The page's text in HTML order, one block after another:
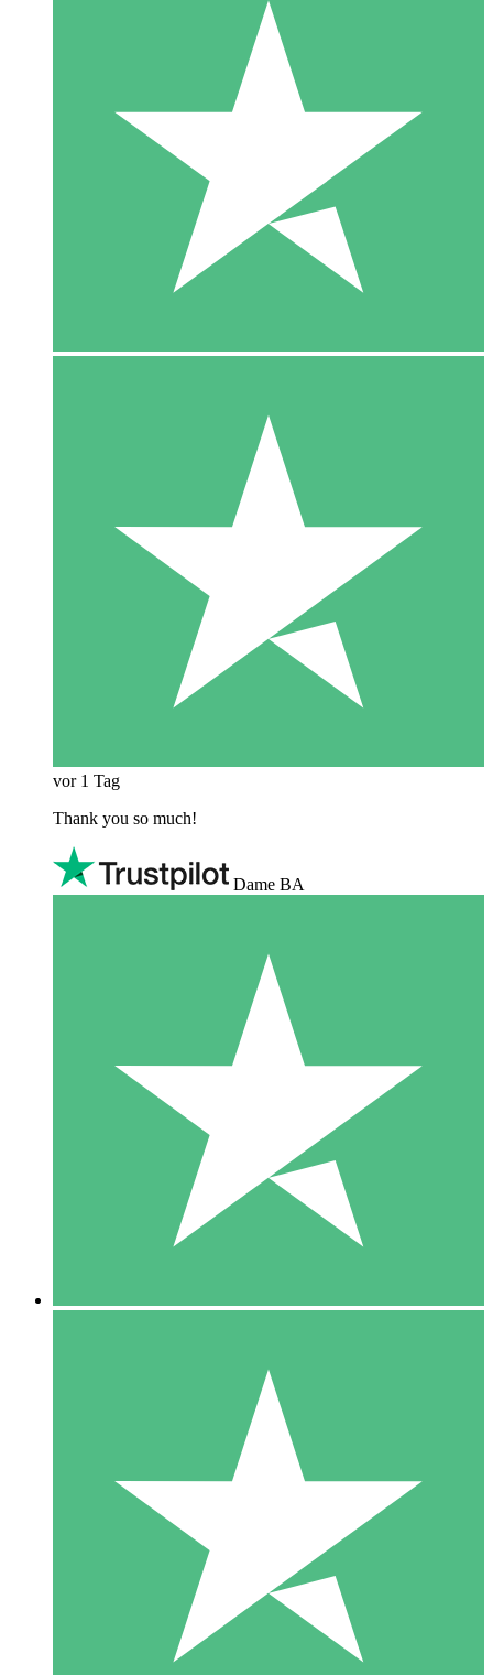
vor 1 Tag
Thank you so much!
Dame BA